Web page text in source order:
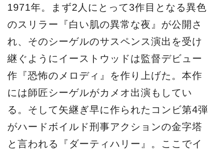
1971年。まず2人にとって3作目となる異色
のスリラー『白い肌の異常な夜』が公開さ
れ、そのシーゲルのサスペンス演出を受け
継ぐようにイーストウッドは監督デビュー
作『恐怖のメロディ』を作り上げた。本作
には師匠シーゲルがカメオ出演もしてい
る。そして矢継ぎ早に作られたコンビ第4弾
がハードボイルド刑事アクションの金字塔
と言われる『ダーティハリー』。ここでイ